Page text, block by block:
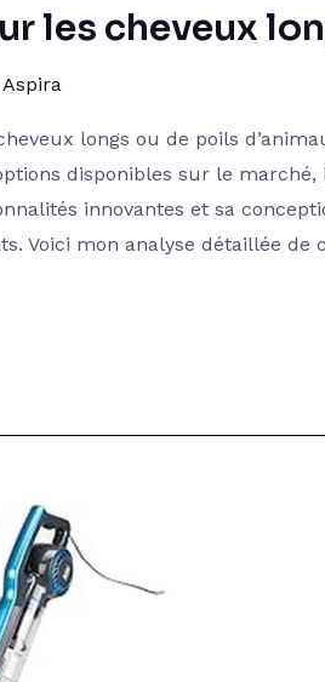
les cheveux
Aspira
longs ou de poils
disponibles sur le marché,
innovantes et sa
Voici mon analyse détaillée de